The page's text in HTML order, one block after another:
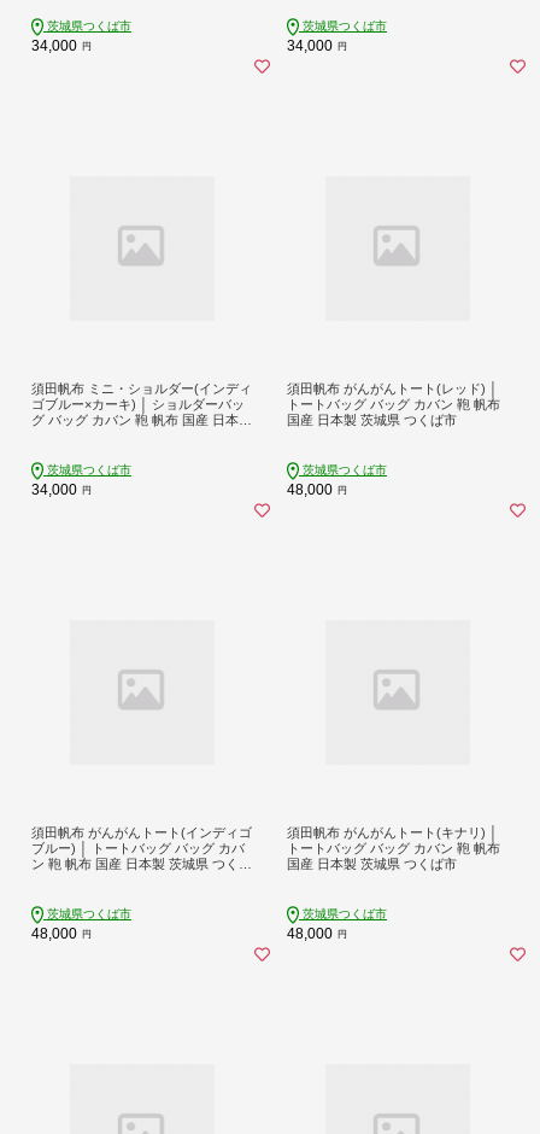
茨城県つくば市
34,000 円
茨城県つくば市
34,000 円
須田帆布 ミニ・ショルダー(インディ
ゴブルー×カーキ) │ ショルダーバッ
グ バッグ カバン 鞄 帆布 国産 日本製
茨城県つくば市
34,000 円
須田帆布 がんがんトート(レッド) │
トートバッグ バッグ カバン 鞄 帆布
国産 日本製 茨城県 つくば市
茨城県つくば市
48,000 円
須田帆布 がんがんトート(インディゴ
ブルー) │ トートバッグ バッグ カバ
ン 鞄 帆布 国産 日本製 茨城県 つくば
茨城県つくば市
48,000 円
須田帆布 がんがんトート(キナリ) │
トートバッグ バッグ カバン 鞄 帆布
国産 日本製 茨城県 つくば市
茨城県つくば市
48,000 円